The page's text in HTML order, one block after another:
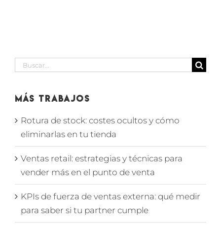
Buscar:
Más Trabajos
Rotura de stock: costes ocultos y cómo
eliminarlas en tu tienda
Ventas retail: estrategias y técnicas para
vender más en el punto de venta
KPIs de fuerza de ventas externa: qué medir
para saber si tu partner cumple